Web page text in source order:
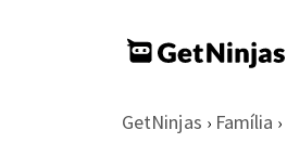
GetNinjas › Família ›